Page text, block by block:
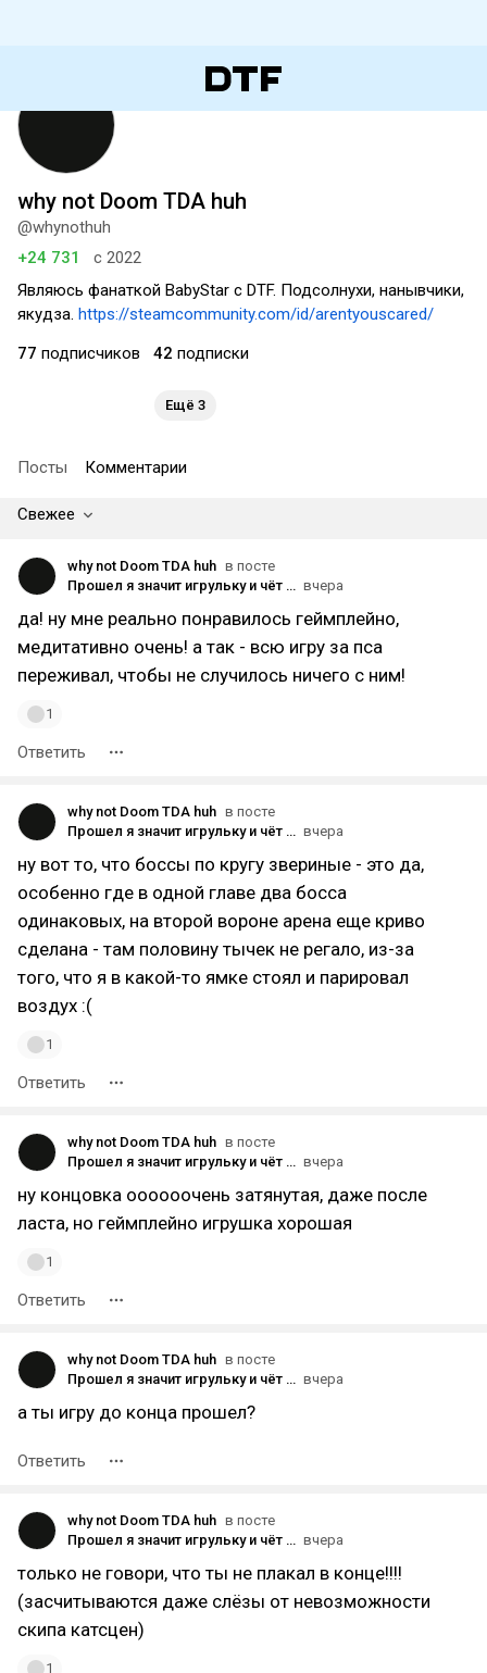
why not Doom TDA huh
@whynothuh
+24 731
с 2022
Являюсь фанаткой BabyStar с DTF. Подсолнухи, нанывчики,
якудза. https://steamcommunity.com/id/arentyouscared/
77 подписчиков 42 подписки
Ещё 3
Посты Комментарии
Свежее
why not Doom TDA huh в посте
Прошел я значит игрульку и чёт хз, ну сюжет полнейшее говно, умные японские разрабы еще сделали не скипаемые заставки и предлагают этой нудятиной еще и на нг + наслаждаться. Я уже молчу что брони нет, скинов нет. Боссы постоянно повторяются, хз кароч. вчера
да! ну мне реально понравилось геймплейно,
медитативно очень! а так - всю игру за пса
переживал, чтобы не случилось ничего с ним!
1
Ответить
why not Doom TDA huh в посте
Прошел я значит игрульку и чёт хз, ну сюжет полнейшее говно, умные японские разрабы еще сделали не скипаемые заставки и предлагают этой нудятиной еще и на нг + наслаждаться. Я уже молчу что брони нет, скинов нет. Боссы постоянно повторяются, хз кароч. вчера
ну вот то, что боссы по кругу звериные - это да,
особенно где в одной главе два босса
одинаковых, на второй вороне арена еще криво
сделана - там половину тычек не регало, из-за
того, что я в какой-то ямке стоял и парировал
воздух :(
1
Ответить
why not Doom TDA huh в посте
Прошел я значит игрульку и чёт хз, ну сюжет полнейшее говно, умные японские разрабы еще сделали не скипаемые заставки и предлагают этой нудятиной еще и на нг + наслаждаться. Я уже молчу что брони нет, скинов нет. Боссы постоянно повторяются, хз кароч. вчера
ну концовка оооооочень затянутая, даже после
ласта, но геймплейно игрушка хорошая
1
Ответить
why not Doom TDA huh в посте
Прошел я значит игрульку и чёт хз, ну сюжет полнейшее говно, умные японские разрабы еще сделали не скипаемые заставки и предлагают этой нудятиной еще и на нг + наслаждаться. Я уже молчу что брони нет, скинов нет. Боссы постоянно повторяются, хз кароч. вчера
а ты игру до конца прошел?
Ответить
why not Doom TDA huh в посте
Прошел я значит игрульку и чёт хз, ну сюжет полнейшее говно, умные японские разрабы еще сделали не скипаемые заставки и предлагают этой нудятиной еще и на нг + наслаждаться. Я уже молчу что брони нет, скинов нет. Боссы постоянно повторяются, хз кароч. вчера
только не говори, что ты не плакал в конце!!!!
(засчитываются даже слёзы от невозможности
скипа катсцен)
1